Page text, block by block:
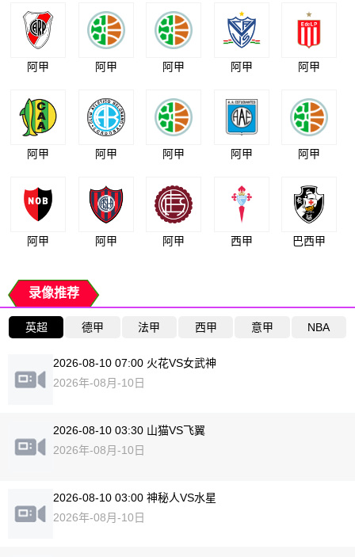
阿甲 阿甲 阿甲 阿甲 阿甲
阿甲 阿甲 阿甲 阿甲 阿甲
阿甲 阿甲 阿甲 西甲 巴西甲
录像推荐
英超 德甲 法甲 西甲 意甲 NBA
2026-08-10 07:00 火花VS女武神
2026年-08月-10日
2026-08-10 03:30 山猫VS飞翼
2026年-08月-10日
2026-08-10 03:00 神秘人VS水星
2026年-08月-10日